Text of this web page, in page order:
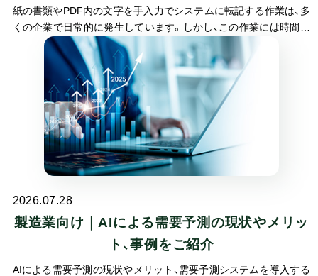
紙の書類やPDF内の文字を手入力でシステムに転記する作業は、多
くの企業で日常的に発生しています。しかし、この作業には時間が
かかるだけでなく、入力ミスのリスクも常につきまといます。OCR
（光学文字認識）技術を活用すれば、こうした手入力作業を大幅に削
減できます。
2026.07.28
製造業向け｜AIによる需要予測の現状やメリッ
ト、事例をご紹介
AIによる需要予測の現状やメリット、需要予測システムを導入する